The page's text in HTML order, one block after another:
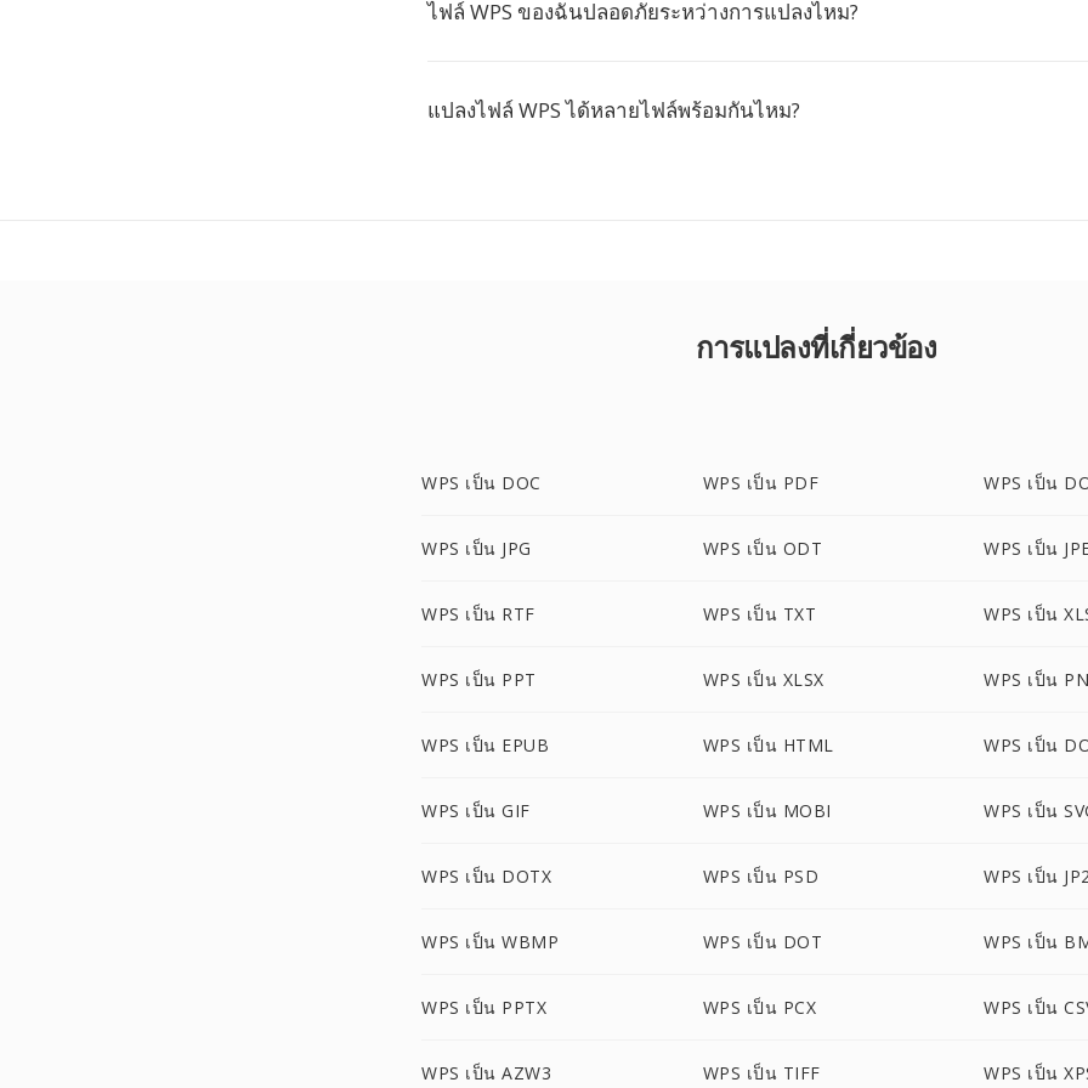
ไฟล์ WPS ของฉันปลอดภัยระหว่างการแปลงไหม?
แปลงไฟล์ WPS ได้หลายไฟล์พร้อมกันไหม?
การแปลงที่เกี่ยวข้อง
WPS เป็น DOC WPS เป็น PDF WPS เป็น
WPS เป็น JPG WPS เป็น ODT WPS เป็น
WPS เป็น RTF WPS เป็น TXT WPS เป็น
WPS เป็น PPT WPS เป็น XLSX WPS เป็น
WPS เป็น EPUB WPS เป็น HTML WPS เป็น
WPS เป็น GIF WPS เป็น MOBI WPS เป็น
WPS เป็น DOTX WPS เป็น PSD WPS เป็น
WPS เป็น WBMP WPS เป็น DOT WPS เป็น
WPS เป็น PPTX WPS เป็น PCX WPS เป็น
WPS เป็น AZW3 WPS เป็น TIFF WPS เป็น